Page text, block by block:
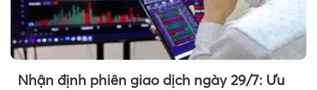
Nhận định phiên giao dịch ngày 29/7: Ưu